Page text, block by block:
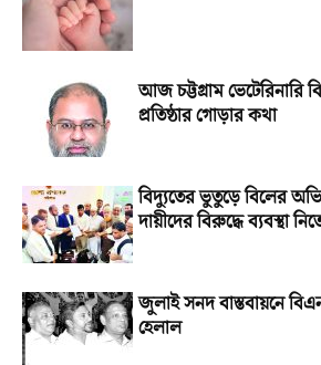
আজ চট্টগ্রাম ভেটেরিনারি
প্রতিষ্ঠার গোড়ার কথা
বিদ্যুতের ভুতুড়ে বিলের
দায়ীদের বিরুদ্ধে ব্যবস্থা
জুলাই সনদ বাস্তবায়নে
হেলাল